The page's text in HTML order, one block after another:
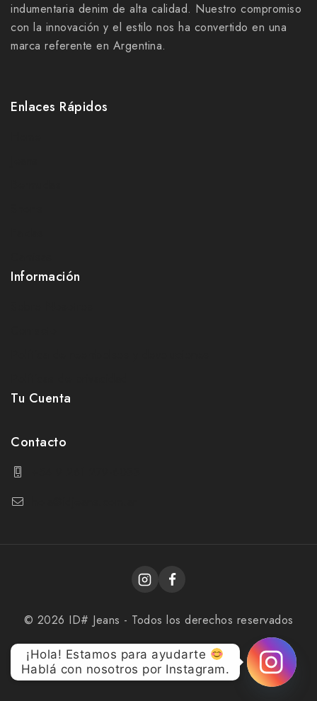
indumentaria denim de alta calidad. Nuestro compromiso
con la innovación y el estilo nos ha convertido en una
marca referente en Argentina.
Enlaces Rápidos
Información
Tu Cuenta
Contacto
© 2026 ID# Jeans - Todos los derechos reservados
¡Hola! Estamos para ayudarte
Hablá con nosotros por Instagram.